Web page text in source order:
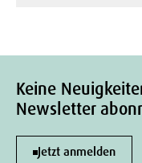
Keine
Newsletter
Jetzt anmelden